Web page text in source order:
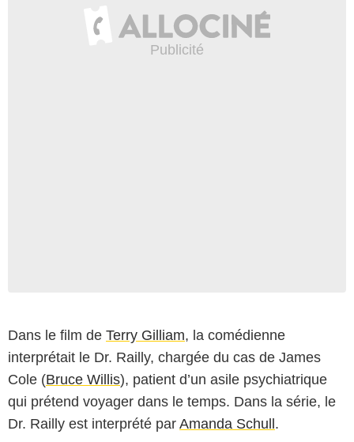
Dans le film de Terry Gilliam, la comédienne
interprétait le Dr. Railly, chargée du cas de James
Cole (Bruce Willis), patient d’un asile psychiatrique
qui prétend voyager dans le temps. Dans la série, le
Dr. Railly est interprété par Amanda Schull.